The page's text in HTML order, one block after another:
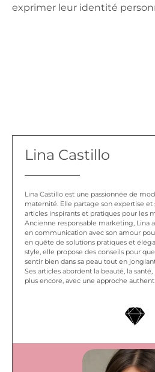
exprimer leur identité
Lina Castillo
Lina Castillo est une passionnée de
maternité. Elle partage son expertise et
articles inspirants et pratiques pour les
Ancienne responsable marketing, Lina
en communication avec son amour
en quête de solutions pratiques et
style, elle propose des conseils pour
sentir bien dans sa peau tout en
Ses articles abordent la beauté, la
plus encore, avec une approche